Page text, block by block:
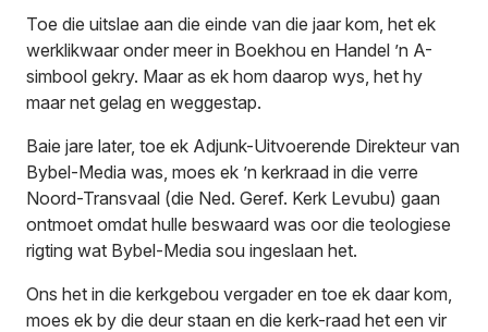
Toe die uitslae aan die einde van die jaar kom, het ek
werklikwaar onder meer in Boekhou en Handel ’n A-
simbool gekry. Maar as ek hom daarop wys, het hy
maar net gelag en weggestap.
Baie jare later, toe ek Adjunk-Uitvoerende Direkteur van
Bybel-Media was, moes ek ’n kerkraad in die verre
Noord-Transvaal (die Ned. Geref. Kerk Levubu) gaan
ontmoet omdat hulle beswaard was oor die teologiese
rigting wat Bybel-Media sou ingeslaan het.
Ons het in die kerkgebou vergader en toe ek daar kom,
moes ek by die deur staan en die kerk-raad het een vir